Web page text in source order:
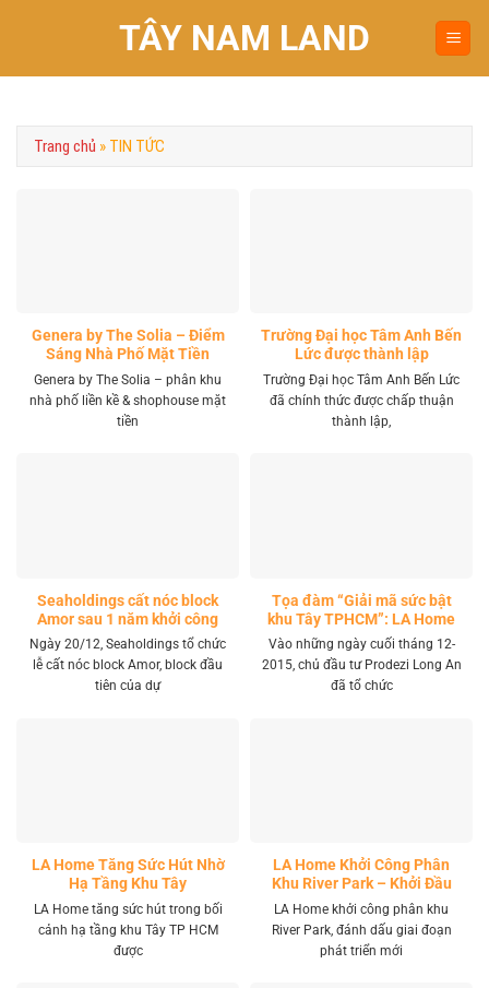
TÂY NAM LAND
Trang chủ » TIN TỨC
Genera by The Solia – Điểm
Sáng Nhà Phố Mặt Tiền
Vành Đai 4 Khu Tây
Genera by The Solia – phân khu
nhà phố liền kề & shophouse mặt
tiền
Trường Đại học Tâm Anh Bến
Lức được thành lập
Trường Đại học Tâm Anh Bến Lức
đã chính thức được chấp thuận
thành lập,
Seaholdings cất nóc block
Amor sau 1 năm khởi công
Ngày 20/12, Seaholdings tổ chức
lễ cất nóc block Amor, block đầu
tiên của dự
Tọa đàm “Giải mã sức bật
khu Tây TPHCM”: LA Home
khai mở tọa độ đầu tư mới
Vào những ngày cuối tháng 12-
2015, chủ đầu tư Prodezi Long An
đã tổ chức
LA Home Tăng Sức Hút Nhờ
Hạ Tầng Khu Tây
LA Home tăng sức hút trong bối
cảnh hạ tầng khu Tây TP HCM
được
LA Home Khởi Công Phân
Khu River Park – Khởi Đầu
Giai Đoạn Phát Triển Mới
LA Home khởi công phân khu
River Park, đánh dấu giai đoạn
phát triển mới